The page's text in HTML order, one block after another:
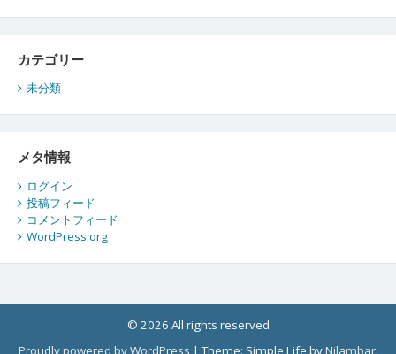
カテゴリー
未分類
メタ情報
ログイン
投稿フィード
コメントフィード
WordPress.org
© 2026 All rights reserved
Proudly powered by WordPress |Theme: Simple Life byNilambar.